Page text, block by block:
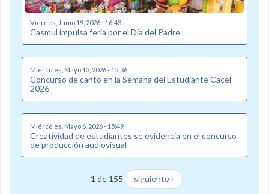
Viernes, Junio 19, 2026 - 16:43
Casmul impulsa feria por el Día del Padre
Miércoles, Mayo 13, 2026 - 15:36
Concurso de canto en la Semana del Estudiante Cacel
2026
Miércoles, Mayo 6, 2026 - 15:49
Creatividad de estudiantes se evidencia en el concurso
de producción audiovisual
1 de 155 siguiente ›